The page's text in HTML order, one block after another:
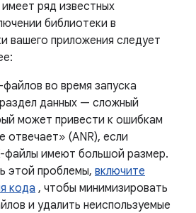
ряд известных
библиотеки в
вашего приложения следует
во время запуска
данных — сложный
может привести к ошибкам
отвечает» (ANR), если
файлы имеют большой размер.
этой проблемы, включите
кода , чтобы минимизировать
и удалить неиспользуемые